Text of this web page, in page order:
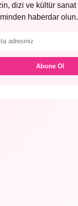
dizi ve kültür sanat
haberdar olun.
Abone Ol